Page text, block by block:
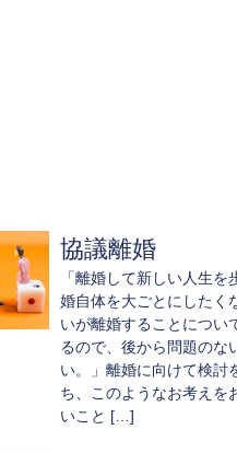
協議離婚
「離婚して新しい人生を
婚自体を大ごとにしたく
いが離婚することについ
るので、後から問題のな
い。」離婚に向けて検討
ち、このようなお考えを
いこと […]